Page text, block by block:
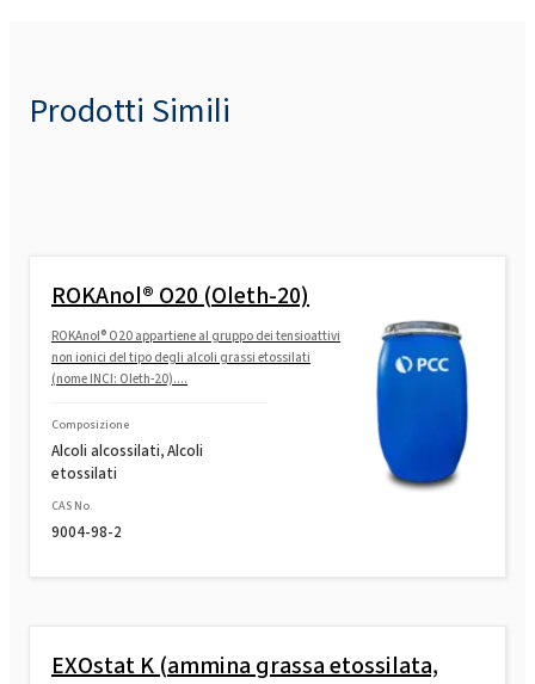
Prodotti Simili
ROKAnol® O20 (Oleth-20)
ROKAnol® O20 appartiene al gruppo dei tensioattivi
non ionici del tipo degli alcoli grassi etossilati
(nome INCI: Oleth-20)....
Composizione
Alcoli alcossilati, Alcoli
etossilati
CAS No.
9004-98-2
EXOstat K (ammina grassa etossilata,